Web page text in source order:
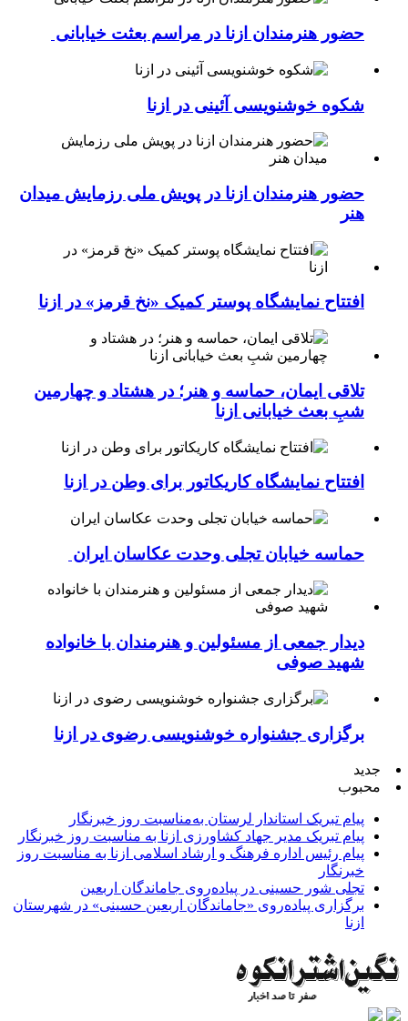
حضور هنرمندان ازنا در مراسم بعثت خیابانی
شکوه خوشنویسی آئینی در ازنا
حضور هنرمندان ازنا در پویش ملی رزمایش میدان
هنر
افتتاح نمایشگاه پوستر کمیک «نخ قرمز» در ازنا
تلاقی ایمان، حماسه و هنر؛ در هشتاد و چهارمین
شبِ بعث خیابانی ازنا
افتتاح نمایشگاه کاریکاتور برای وطن در ازنا
حماسه خیابان تجلی وحدت عکاسان ایران
دیدار جمعی از مسئولین و هنرمندان با خانواده
شهید صوفی
برگزاری جشنواره خوشنویسی رضوی در ازنا
جدید
محبوب
پیام تبریک استاندار لرستان به‌مناسبت روز خبرنگار
پیام تبریک مدیر جهاد کشاورزی ازنا به مناسبت روز خبرنگار
پیام رئیس اداره فرهنگ و ارشاد اسلامی ازنا به مناسبت روز
خبرنگار
تجلی شور حسینی در پیاده‌روی جاماندگان اربعین
برگزاری پیاده‌روی «جاماندگان اربعین حسینی» در شهرستان
ازنا